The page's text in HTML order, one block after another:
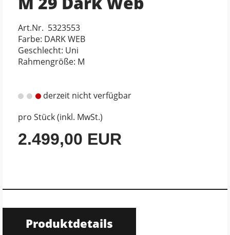
Art.Nr. 5323553
Farbe: DARK WEB
Geschlecht: Uni
Rahmengröße: M
derzeit nicht verfügbar
pro Stück (inkl. MwSt.)
2.499,00 EUR
Produktdetails